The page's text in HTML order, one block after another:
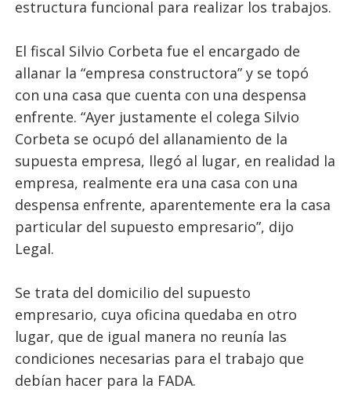
estructura funcional para realizar los trabajos.
El fiscal Silvio Corbeta fue el encargado de
allanar la “empresa constructora” y se topó
con una casa que cuenta con una despensa
enfrente. “Ayer justamente el colega Silvio
Corbeta se ocupó del allanamiento de la
supuesta empresa, llegó al lugar, en realidad la
empresa, realmente era una casa con una
despensa enfrente, aparentemente era la casa
particular del supuesto empresario”, dijo
Legal.
Se trata del domicilio del supuesto
empresario, cuya oficina quedaba en otro
lugar, que de igual manera no reunía las
condiciones necesarias para el trabajo que
debían hacer para la FADA.